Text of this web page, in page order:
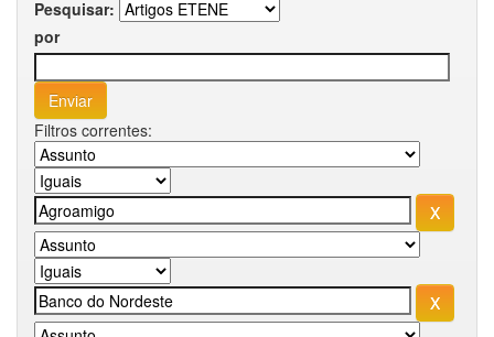
Pesquisar:
por
Filtros correntes: